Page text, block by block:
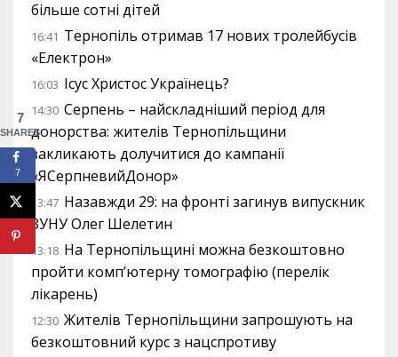
більше сотні дітей
16:41 Тернопіль отримав 17 нових тролейбусів
«Електрон»
16:03 Ісус Христос Українець?
14:30 Серпень – найскладніший період для
донорства: жителів Тернопільщини
закликають долучитися до кампанії
«ЯСерпневийДонор»
13:47 Назавжди 29: на фронті загинув випускник
ЗУНУ Олег Шелетин
13:18 На Тернопільщині можна безкоштовно
пройти комп’ютерну томографію (перелік
лікарень)
12:30 Жителів Тернопільщини запрошують на
безкоштовний курс з нацспротиву
7
SHARES
7